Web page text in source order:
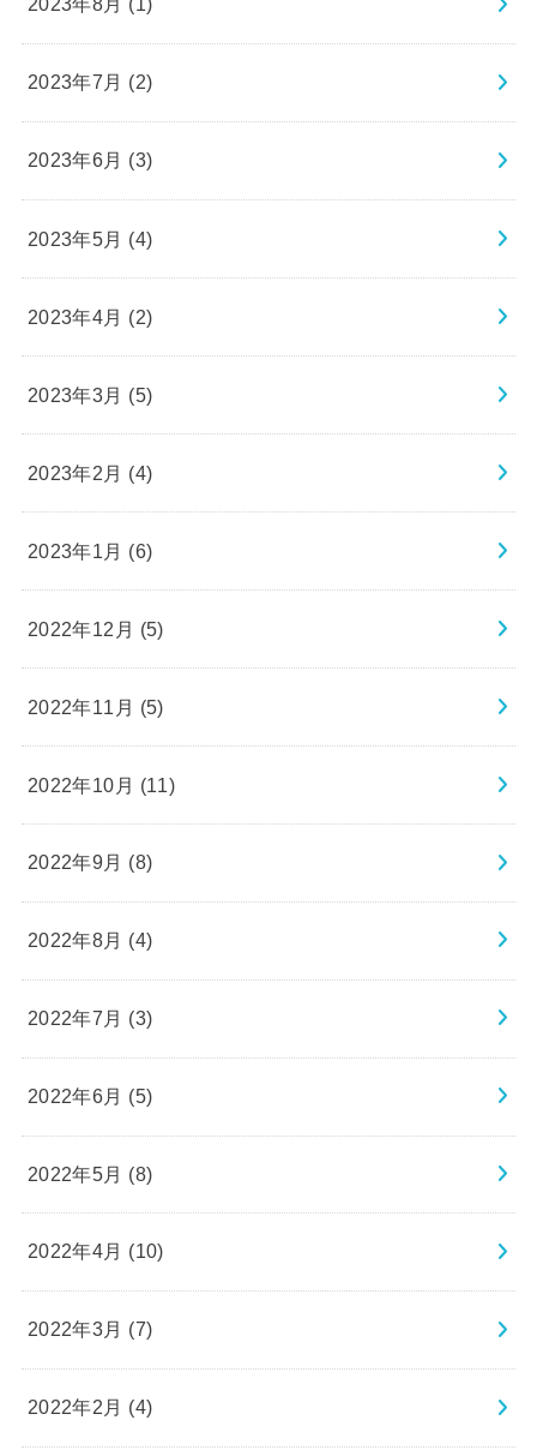
2023年8月 (1)
2023年7月 (2)
2023年6月 (3)
2023年5月 (4)
2023年4月 (2)
2023年3月 (5)
2023年2月 (4)
2023年1月 (6)
2022年12月 (5)
2022年11月 (5)
2022年10月 (11)
2022年9月 (8)
2022年8月 (4)
2022年7月 (3)
2022年6月 (5)
2022年5月 (8)
2022年4月 (10)
2022年3月 (7)
2022年2月 (4)